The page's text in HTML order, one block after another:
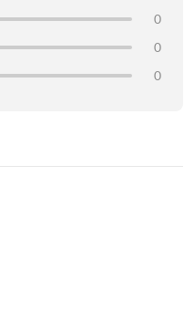
0
0
0